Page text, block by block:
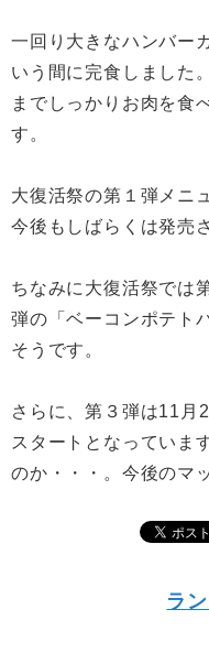
一回り大きなハンバー
いう間に完食しました
までしっかりお肉を食
す。
大復活祭の第１弾メニ
今後もしばらくは発売
ちなみに大復活祭では
弾の「ベーコンポテト
そうです。
さらに、第３弾は11月
スタートとなっていま
のか・・・。今後のマ
ラ